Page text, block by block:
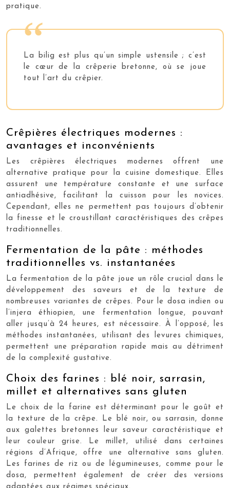
pratique.
La bilig est plus qu’un simple ustensile ; c’est
le cœur de la crêperie bretonne, où se joue
tout l’art du crêpier.
Crêpières électriques modernes :
avantages et inconvénients
Les crêpières électriques modernes offrent une
alternative pratique pour la cuisine domestique. Elles
assurent une température constante et une surface
antiadhésive, facilitant la cuisson pour les novices.
Cependant, elles ne permettent pas toujours d’obtenir
la finesse et le croustillant caractéristiques des crêpes
traditionnelles.
Fermentation de la pâte : méthodes
traditionnelles vs. instantanées
La fermentation de la pâte joue un rôle crucial dans le
développement des saveurs et de la texture de
nombreuses variantes de crêpes. Pour le dosa indien ou
l’injera éthiopien, une fermentation longue, pouvant
aller jusqu’à 24 heures, est nécessaire. À l’opposé, les
méthodes instantanées, utilisant des levures chimiques,
permettent une préparation rapide mais au détriment
de la complexité gustative.
Choix des farines : blé noir, sarrasin,
millet et alternatives sans gluten
Le choix de la farine est déterminant pour le goût et
la texture de la crêpe. Le blé noir, ou sarrasin, donne
aux galettes bretonnes leur saveur caractéristique et
leur couleur grise. Le millet, utilisé dans certaines
régions d’Afrique, offre une alternative sans gluten.
Les farines de riz ou de légumineuses, comme pour le
dosa, permettent également de créer des versions